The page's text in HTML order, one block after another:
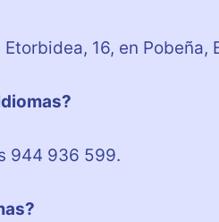
16, en Pobeña,
944 936 599.